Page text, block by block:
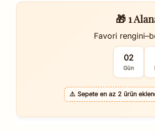
🎁 1
Favori
02
Gün
⚠️ Sepete en az 2 ürün